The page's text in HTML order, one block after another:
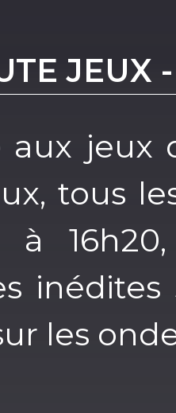
JEUX
aux jeux
tous
à
les